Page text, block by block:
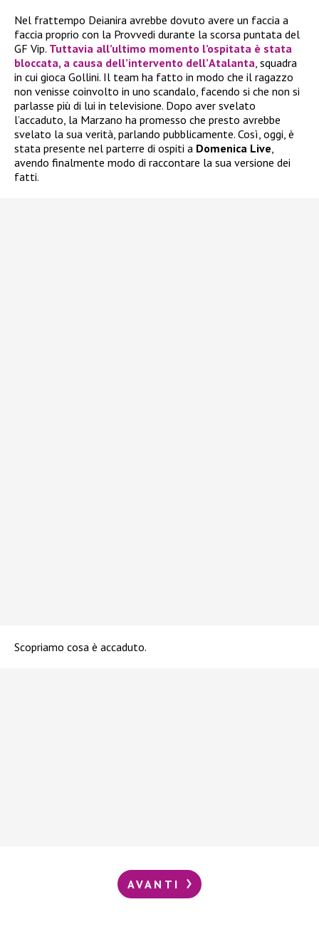
Nel frattempo Deianira avrebbe dovuto avere un faccia a
faccia proprio con la Provvedi durante la scorsa puntata del
GF Vip. Tuttavia all’ultimo momento l’ospitata è stata
bloccata, a causa dell’intervento dell’Atalanta, squadra
in cui gioca Gollini. Il team ha fatto in modo che il ragazzo
non venisse coinvolto in uno scandalo, facendo si che non si
parlasse più di lui in televisione. Dopo aver svelato
l’accaduto, la Marzano ha promesso che presto avrebbe
svelato la sua verità, parlando pubblicamente. Così, oggi, è
stata presente nel parterre di ospiti a Domenica Live,
avendo finalmente modo di raccontare la sua versione dei
fatti.
Scopriamo cosa è accaduto.
AVANTI